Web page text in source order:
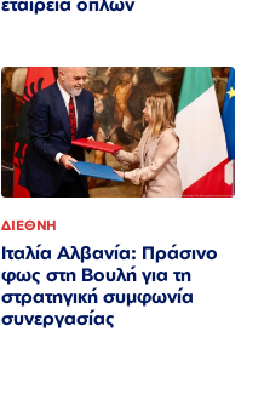
εταιρεία όπλων
ΔΙΕΘΝΗ
Ιταλία Αλβανία: Πράσινο
φως στη Βουλή για τη
στρατηγική συμφωνία
συνεργασίας